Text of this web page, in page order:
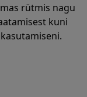
rütmis nagu
kuni